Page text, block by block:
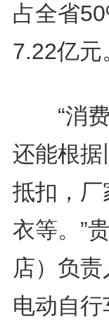
占全省
7.22亿元
“消费
还能根
抵扣，
衣等。”
店）负
电动自